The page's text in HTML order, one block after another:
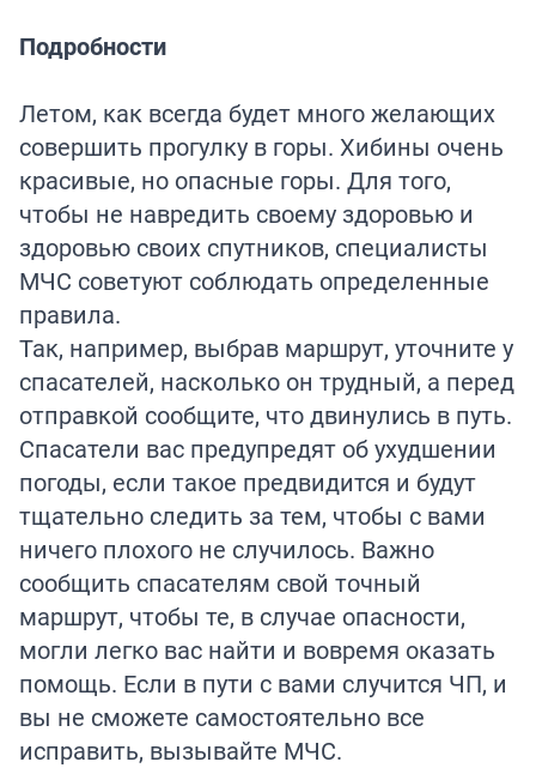
Подробности
Летом, как всегда будет много желающих
совершить прогулку в горы. Хибины очень
красивые, но опасные горы. Для того,
чтобы не навредить своему здоровью и
здоровью своих спутников, специалисты
МЧС советуют соблюдать определенные
правила.
Так, например, выбрав маршрут, уточните у
спасателей, насколько он трудный, а перед
отправкой сообщите, что двинулись в путь.
Спасатели вас предупредят об ухудшении
погоды, если такое предвидится и будут
тщательно следить за тем, чтобы с вами
ничего плохого не случилось. Важно
сообщить спасателям свой точный
маршрут, чтобы те, в случае опасности,
могли легко вас найти и вовремя оказать
помощь. Если в пути с вами случится ЧП, и
вы не сможете самостоятельно все
исправить, вызывайте МЧС.